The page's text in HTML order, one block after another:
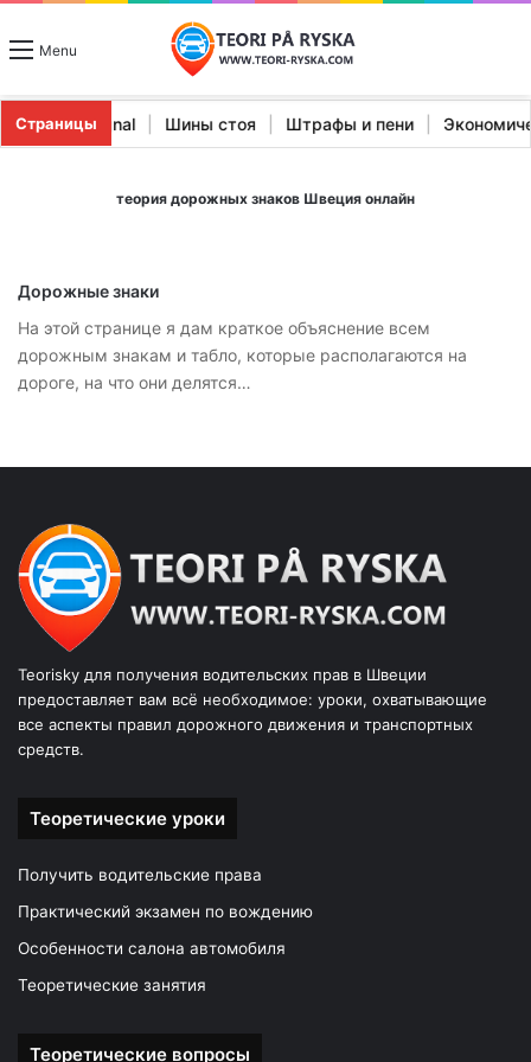
Menu
Страницы
Stopp Signal | Шины стоя | Штрафы и пени |
теория дорожных знаков Швеция онлайн
Дорожные знаки
На этой странице я дам краткое объяснение всем
дорожным знакам и табло, которые располагаются на
дороге, на что они делятся…
Teorisky для получения водительских прав в Швеции
предоставляет вам всё необходимое: уроки, охватывающие
все аспекты правил дорожного движения и транспортных
средств.
Теоретические уроки
Получить водительские права
Практический экзамен по вождению
Особенности салона автомобиля
Теоретические занятия
Теоретические вопросы